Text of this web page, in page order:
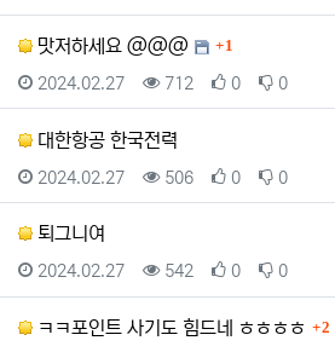
맛저하세요 @@@ 댓글
1
등록일
2024.02.27 조회
712 추천
0 비추천
0
대한항공 한국전력
등록일
2024.02.27 조회
506 추천
0 비추천
0
퇴그니여
등록일
2024.02.27 조회
542 추천
0 비추천
0
ㅋㅋ포인트 사기도 힘드네 ㅎㅎㅎㅎ 댓글
2